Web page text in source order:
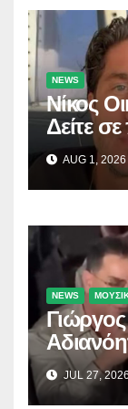
NEWS
Νίκος
Δείτε
AUG 1, 2026
NEWS
Σαλέα
JUL 27, 2026